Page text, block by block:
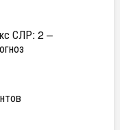
СЛР: 2 –